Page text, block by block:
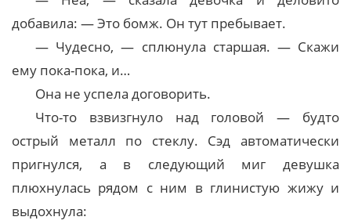
добавила: — Это бомж. Он тут пребывает.
— Чудесно, — сплюнула старшая. — Скажи
ему пока-пока, и…
Она не успела договорить.
Что-то взвизгнуло над головой — будто
острый металл по стеклу. Сэд автоматически
пригнулся, а в следующий миг девушка
плюхнулась рядом с ним в глинистую жижу и
выдохнула: